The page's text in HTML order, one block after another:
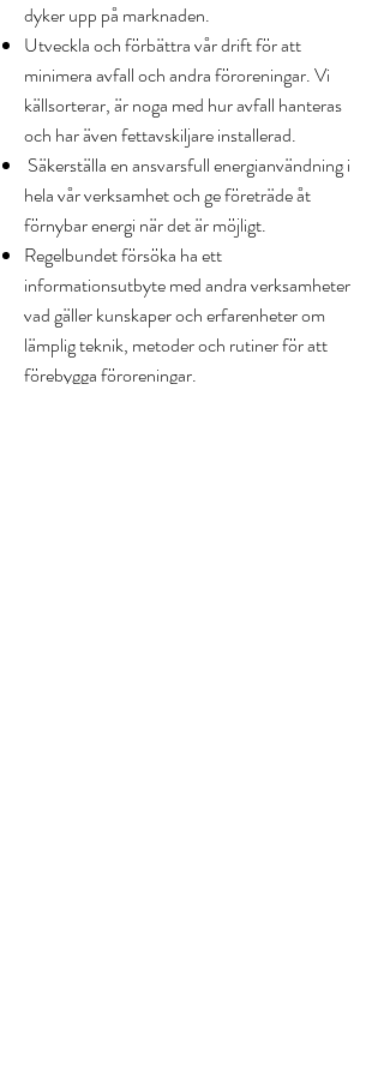
dyker upp på marknaden.
Utveckla och förbättra vår drift för att
minimera avfall och andra föroreningar. Vi
källsorterar, är noga med hur avfall hanteras
och har även fettavskiljare installerad.
Säkerställa en ansvarsfull energianvändning i
hela vår verksamhet och ge företräde åt
förnybar energi när det är möjligt.
Regelbundet försöka ha ett
informationsutbyte med andra verksamheter
vad gäller kunskaper och erfarenheter om
lämplig teknik, metoder och rutiner för att
förebygga föroreningar.